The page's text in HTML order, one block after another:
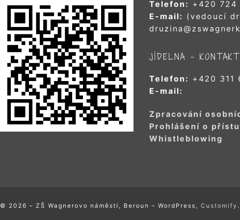
Telefon: +420 724
E-mail: (vedoucí
JÍDELNA – KONTAKT
Telefon: +420 311
E-mail:
Zpracování
Prohlášení o
Whistleblowing
© 2026 – ZŠ Wagnerovo náměstí, Beroun – WordPress, Customify .